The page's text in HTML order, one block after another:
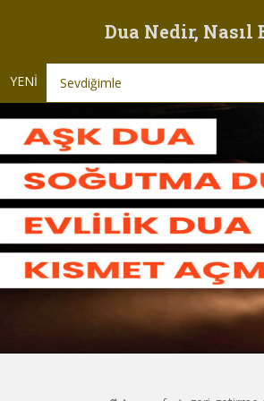
Dua Nedir, Nasıl
YENİ Sevdiğimle İyi Geçinme Duası